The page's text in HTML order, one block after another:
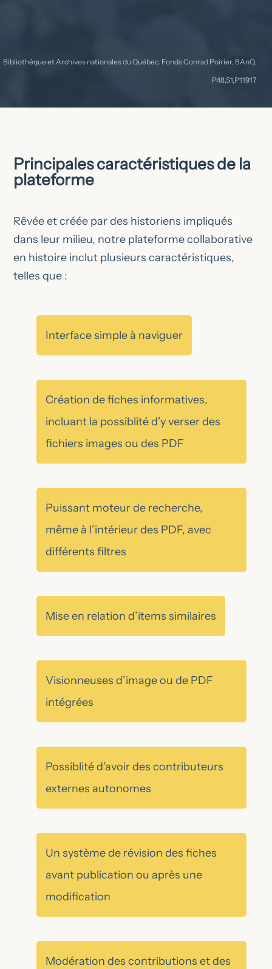
Bibliothèque et Archives nationales du Québec. Fonds Conrad Poirier, BAnQ,
P48,S1,P11917.
Principales caractéristiques de la
plateforme
Rêvée et créée par des historiens impliqués
dans leur milieu, notre plateforme collaborative
en histoire inclut plusieurs caractéristiques,
telles que :
Interface simple à naviguer
Création de fiches informatives,
incluant la possiblité d’y verser des
fichiers images ou des PDF
Puissant moteur de recherche,
même à l’intérieur des PDF, avec
différents filtres
Mise en relation d’items similaires
Visionneuses d’image ou de PDF
intégrées
Possiblité d’avoir des contributeurs
externes autonomes
Un système de révision des fiches
avant publication ou après une
modification
Modération des contributions et des